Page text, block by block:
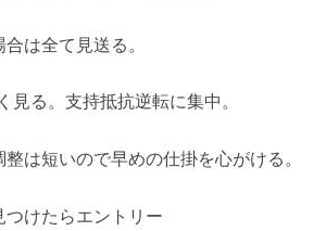
は全て見送る。
見る。支持抵抗逆転に集中。
整は短いので早めの仕掛を心がける。
つけたらエントリー